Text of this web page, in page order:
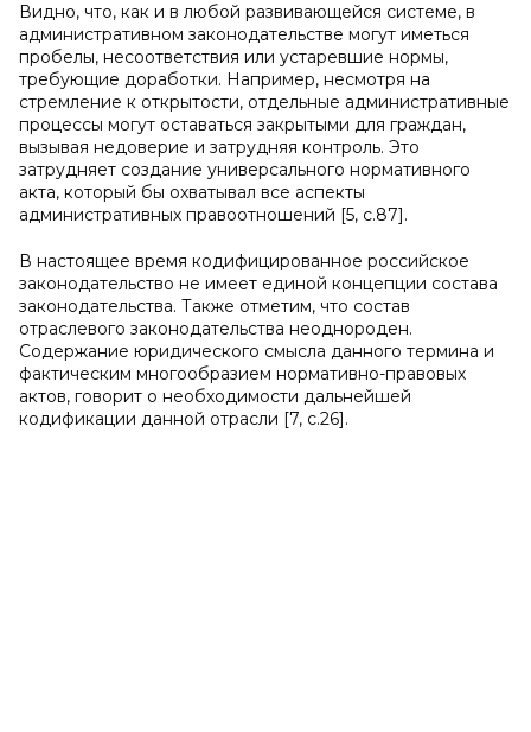
Видно, что, как и в любой развивающейся системе, в
административном законодательстве могут иметься
пробелы, несоответствия или устаревшие нормы,
требующие доработки. Например, несмотря на
стремление к открытости, отдельные административные
процессы могут оставаться закрытыми для граждан,
вызывая недоверие и затрудняя контроль. Это
затрудняет создание универсального нормативного
акта, который бы охватывал все аспекты
административных правоотношений [5, с.87].
В настоящее время кодифицированное российское
законодательство не имеет единой концепции состава
законодательства. Также отметим, что состав
отраслевого законодательства неоднороден.
Содержание юридического смысла данного термина и
фактическим многообразием нормативно-правовых
актов, говорит о необходимости дальнейшей
кодификации данной отрасли [7, с.26].